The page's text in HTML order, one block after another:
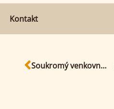
Kontakt
Soukromý venkovní prostor